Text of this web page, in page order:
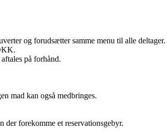
og forudsætter samme menu til alle
på forhånd.
mad kan også medbringes.
der forekomme et reservationsgebyr.